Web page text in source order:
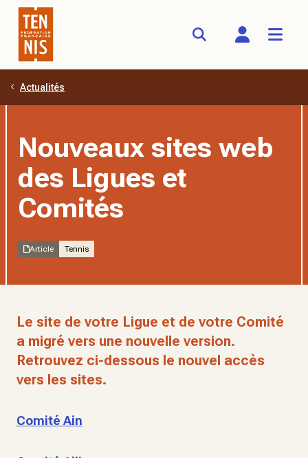
Aller au contenu principal
Actualités
Nouveaux sites web
des Ligues et
Comités
Article Tennis
Le site de votre Ligue et de votre Comité
a migré vers une nouvelle version.
Retrouvez ci-dessous le nouvel accès
vers les sites.
Comité Ain